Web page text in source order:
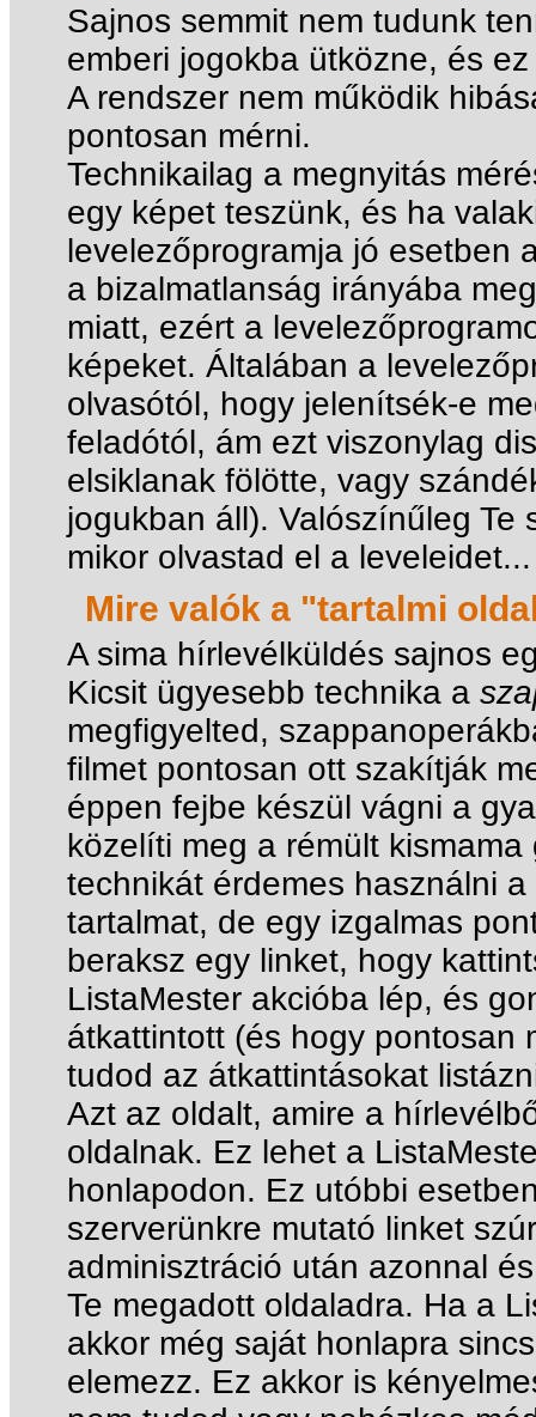
Sajnos semmit nem tudunk
emberi jogokba ütközne, és
A rendszer nem működik
pontosan mérni.
Technikailag a megnyitás
egy képet teszünk, és ha
levelezőprogramja jó esetben
a bizalmatlanság irányába
miatt, ezért a
képeket. Általában a
olvasótól, hogy jelenítsék-e
feladótól, ám ezt viszonylag
elsiklanak fölötte, vagy
jogukban áll). Valószínűleg
mikor olvastad el a leveleidet...
Mire valók a "tartalmi
A sima hírlevélküldés sajnos
Kicsit ügyesebb technika a
megfigyelted,
filmet pontosan ott szakítják
éppen fejbe készül vágni a
közelíti meg a rémült
technikát érdemes használni
tartalmat, de egy izgalmas
beraksz egy linket, hogy
ListaMester akcióba lép, és
átkattintott (és hogy pontosan
tudod az átkattintásokat
Azt az oldalt, amire a
oldalnak. Ez lehet a
honlapodon. Ez utóbbi
szerverünkre mutató linket
adminisztráció után azonnal
Te megadott oldaladra. Ha a
akkor még saját honlapra
elemezz. Ez akkor is